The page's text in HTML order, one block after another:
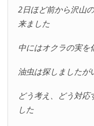
2日ほど前から沢山
来ました
中にはオクラの実を
油虫は探しましたが
どう考え、どう対応
した